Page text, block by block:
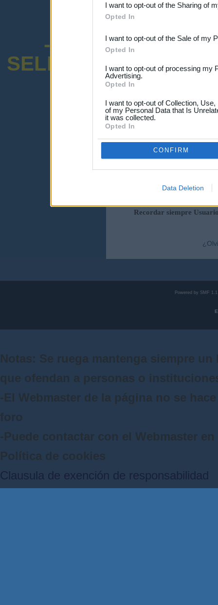
Downstream Participants
third parties.
I want to opt-out of the Sharing of
Opted In
I want to opt-out of the Sale of my
Opted In
I want to opt-out of processing my
Advertising.
Opted In
I want to opt-out of Collection,
of my Personal Data that Is
it was collected.
Opted In
CONFIRM
Data Deletion
-ENCUESTA
SELECTIVO
¡Advertencia!
Por favor ingresa abajo o haz clic-
Ingresar
Recordar siempre
Powered by SMF
Notas: Se ruega mantenga siempre
que ofendan a personas o
-El Webmaster de la página no se
foro
-Puede contactar con el Webmaster
Política de cookies
Clausula de exención de responsabilidad